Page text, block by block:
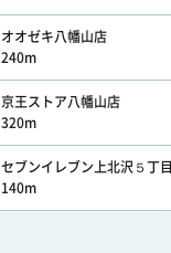
オオゼキ八幡山店
240m
京王ストア八幡山店
320m
セブンイレブン上北沢５丁目
140m